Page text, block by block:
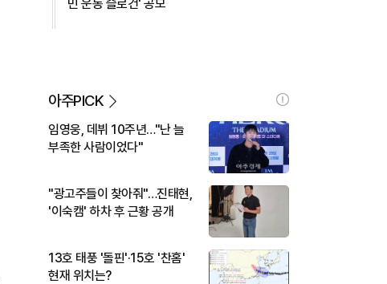
민 운동 슬로건' 공모
아주PICK
임영웅, 데뷔 10주년…"난 늘
부족한 사람이었다"
"광고주들이 찾아줘"…진태현,
'이숙캠' 하차 후 근황 공개
13호 태풍 '돌핀'·15호 '찬홈'
현재 위치는?